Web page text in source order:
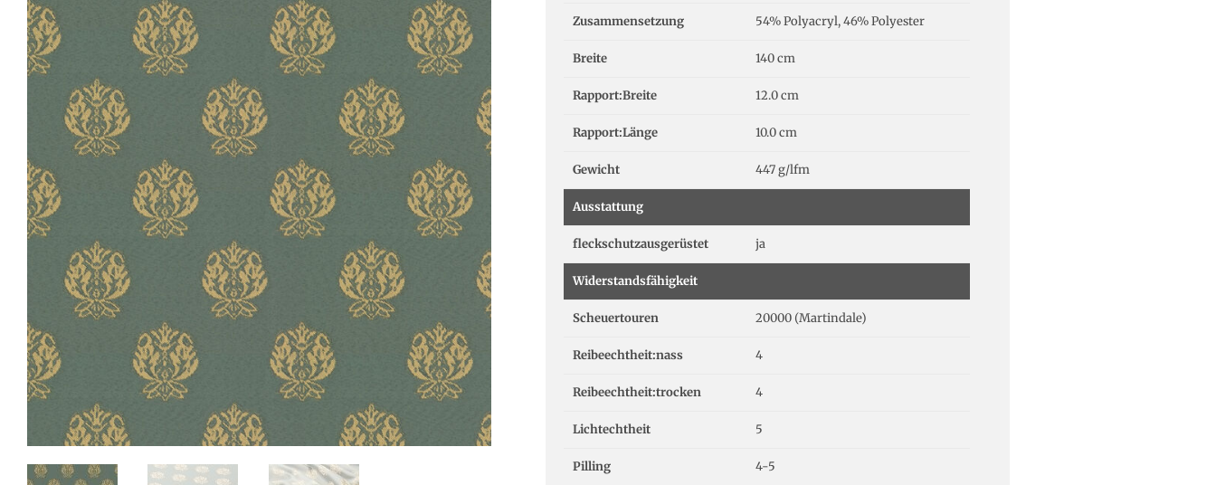
Zusammensetzung 54% Polyacryl, 46% Polyester
Breite 140 cm
Rapport:Breite 12.0 cm
Rapport:Länge 10.0 cm
Gewicht 447 g/lfm
Ausstattung
fleckschutzausgerüstet ja
Widerstandsfähigkeit
Scheuertouren 20000 (Martindale)
Reibeechtheit:nass 4
Reibeechtheit:trocken 4
Lichtechtheit 5
Pilling 4-5